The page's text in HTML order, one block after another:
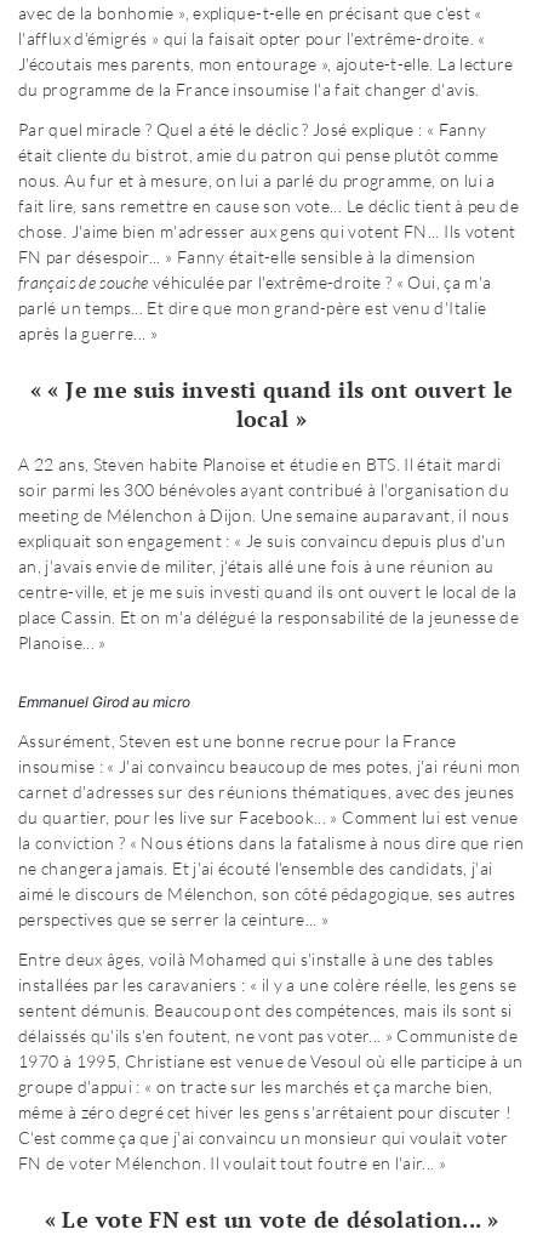
avec de la bonhomie », explique-t-elle en précisant que c'est «
l'afflux d'émigrés » qui la faisait opter pour l'extrême-droite. «
J'écoutais mes parents, mon entourage », ajoute-t-elle. La lecture
du programme de la France insoumise l'a fait changer d'avis.
Par quel miracle ? Quel a été le déclic ? José explique : « Fanny
était cliente du bistrot, amie du patron qui pense plutôt comme
nous. Au fur et à mesure, on lui a parlé du programme, on lui a
fait lire, sans remettre en cause son vote... Le déclic tient à peu de
chose. J'aime bien m'adresser aux gens qui votent FN... Ils votent
FN par désespoir... » Fanny était-elle sensible à la dimension
français de souche véhiculée par l'extrême-droite ? « Oui, ça m'a
parlé un temps... Et dire que mon grand-père est venu d'Italie
après la guerre... »
« « Je me suis investi quand ils ont ouvert le
local »
A 22 ans, Steven habite Planoise et étudie en BTS. Il était mardi
soir parmi les 300 bénévoles ayant contribué à l'organisation du
meeting de Mélenchon à Dijon. Une semaine auparavant, il nous
expliquait son engagement : « Je suis convaincu depuis plus d'un
an, j'avais envie de militer, j'étais allé une fois à une réunion au
centre-ville, et je me suis investi quand ils ont ouvert le local de la
place Cassin. Et on m'a délégué la responsabilité de la jeunesse de
Planoise... »
Emmanuel Girod au micro
Assurément, Steven est une bonne recrue pour la France
insoumise : « J'ai convaincu beaucoup de mes potes, j'ai réuni mon
carnet d'adresses sur des réunions thématiques, avec des jeunes
du quartier, pour les live sur Facebook... » Comment lui est venue
la conviction ? « Nous étions dans la fatalisme à nous dire que rien
ne changera jamais. Et j'ai écouté l'ensemble des candidats, j'ai
aimé le discours de Mélenchon, son côté pédagogique, ses autres
perspectives que se serrer la ceinture... »
Entre deux âges, voilà Mohamed qui s'installe à une des tables
installées par les caravaniers : « il y a une colère réelle, les gens se
sentent démunis. Beaucoup ont des compétences, mais ils sont si
délaissés qu'ils s'en foutent, ne vont pas voter... » Communiste de
1970 à 1995, Christiane est venue de Vesoul où elle participe à un
groupe d'appui : « on tracte sur les marchés et ça marche bien,
même à zéro degré cet hiver les gens s'arrêtaient pour discuter !
C'est comme ça que j'ai convaincu un monsieur qui voulait voter
FN de voter Mélenchon. Il voulait tout foutre en l'air... »
« Le vote FN est un vote de désolation... »